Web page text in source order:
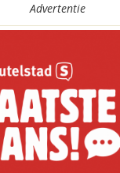
Advertentie